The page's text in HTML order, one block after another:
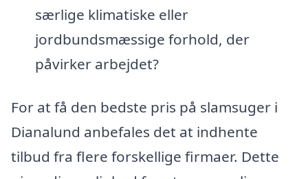
særlige klimatiske eller
jordbundsmæssige forhold, der
påvirker arbejdet?
For at få den bedste pris på slamsuger i
Dianalund anbefales det at indhente
tilbud fra flere forskellige firmaer. Dette